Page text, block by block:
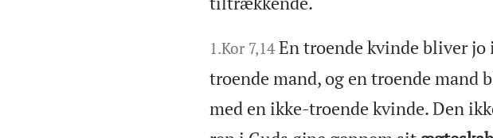
1.Kor 7,14 En troende kvinde bliver
troende mand, og en troende
med en ikke-troende kvinde. Den